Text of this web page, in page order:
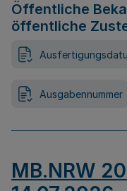
Öffentliche
öffentliche
Ausgabennummer
MB.NRW